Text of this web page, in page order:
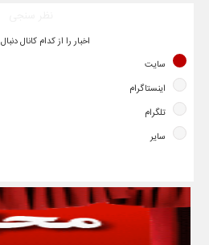
اخبار را از کدام کانال
سایت
اینستاگرام
تلگرام
سایر